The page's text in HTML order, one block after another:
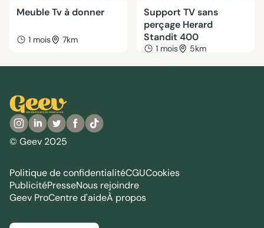
Meuble Tv à donner
1 mois 7km
Support TV sans
perçage Herard
Standit 400
1 mois 5km
© Geev 2025
Politique de confidentialitéCGUCookies
PublicitéPresseNous rejoindre
Geev ProCentre d'aideÀ propos